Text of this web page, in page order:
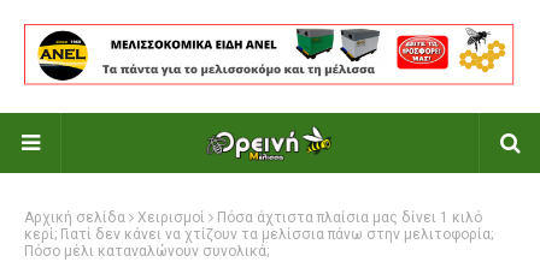
Αρχική σελίδα Χειρισμοί
Πόσα άχτιστα πλαίσια μας δίνει 1 κιλό
κερί; Γιατί δεν κάνει να χτίζουν τα μελίσσια πάνω στην μελιτοφορία;
Πόσο μέλι καταναλώνουν συνολικά;